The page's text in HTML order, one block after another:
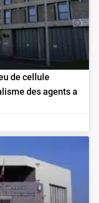
de cellule
des agents a